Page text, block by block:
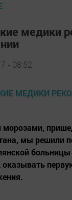
медики
- 08:52
морозами,
мы решили